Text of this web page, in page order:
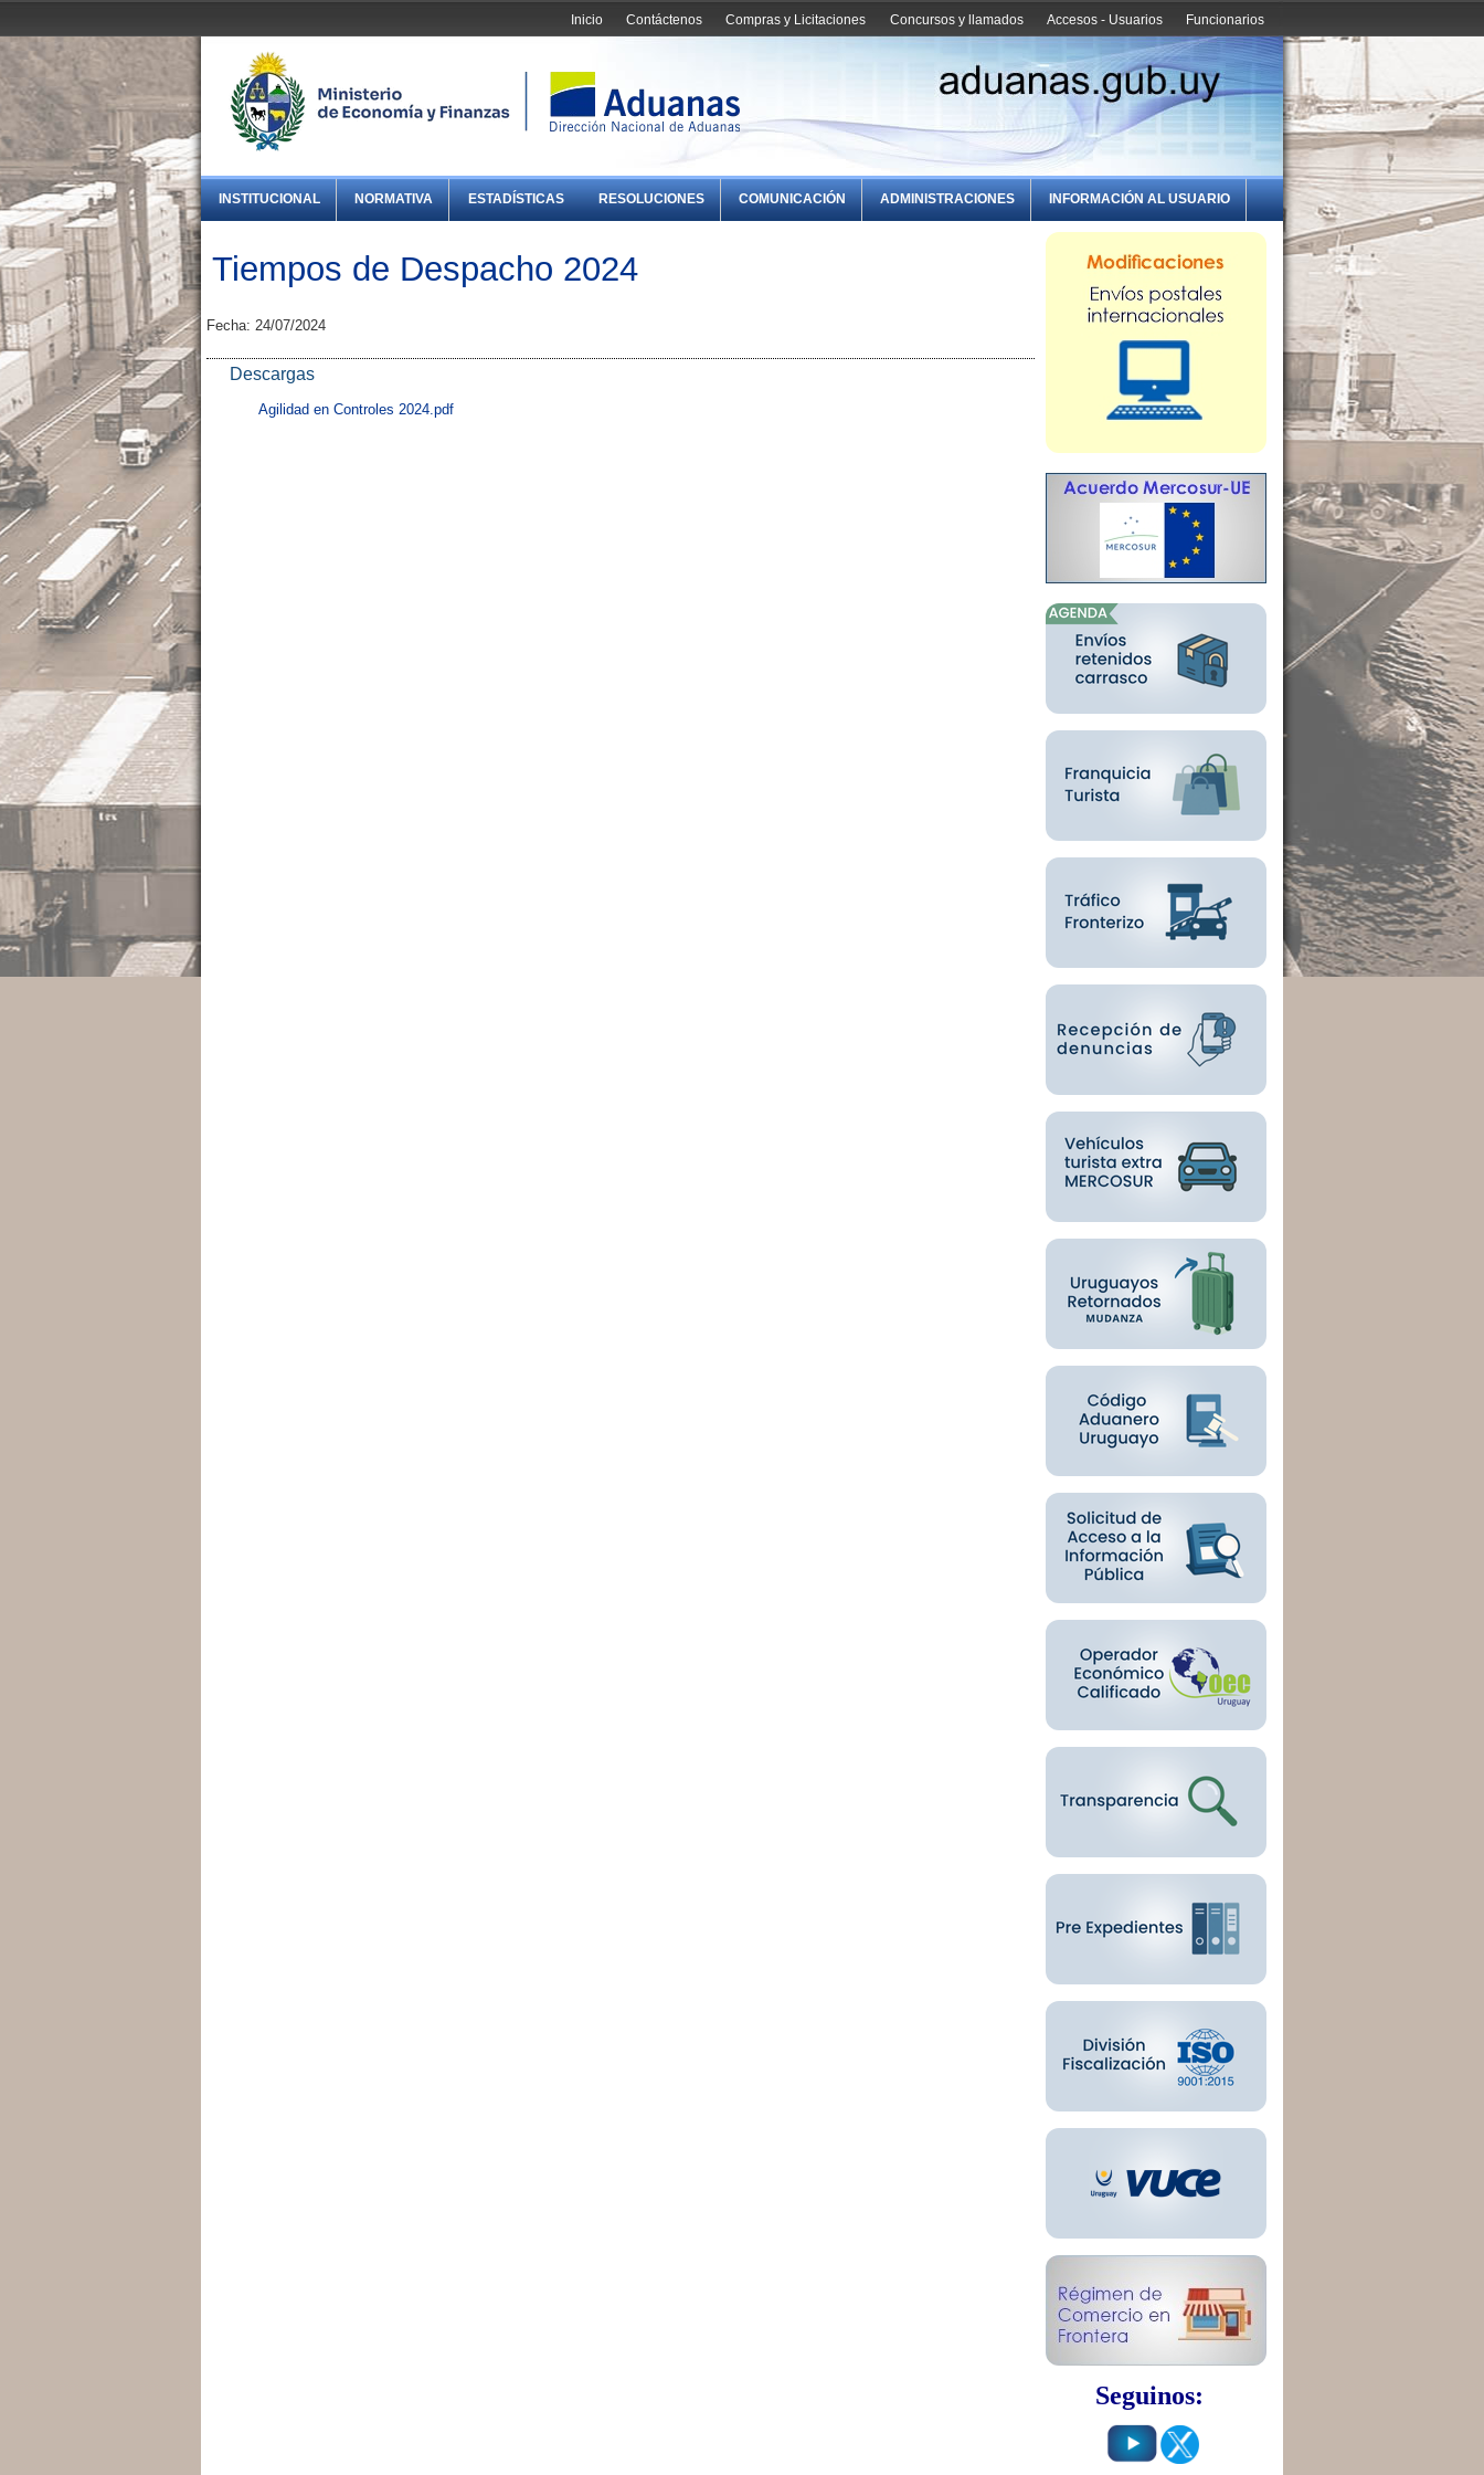
Funcionarios
Accesos - Usuarios
Concursos y llamados
Compras y Licitaciones
Contáctenos
Inicio
INSTITUCIONAL NORMATIVA ESTADÍSTICAS RESOLUCIONES COMUNICACIÓN ADMINISTRACIONES INFORMACIÓN AL USUARIO
Tiempos de Despacho 2024
Fecha: 24/07/2024
Descargas
Agilidad en Controles 2024.pdf
Seguinos: